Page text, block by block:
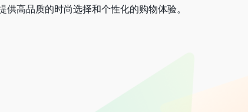
高品质的时尚选择和个性化的购物体验。